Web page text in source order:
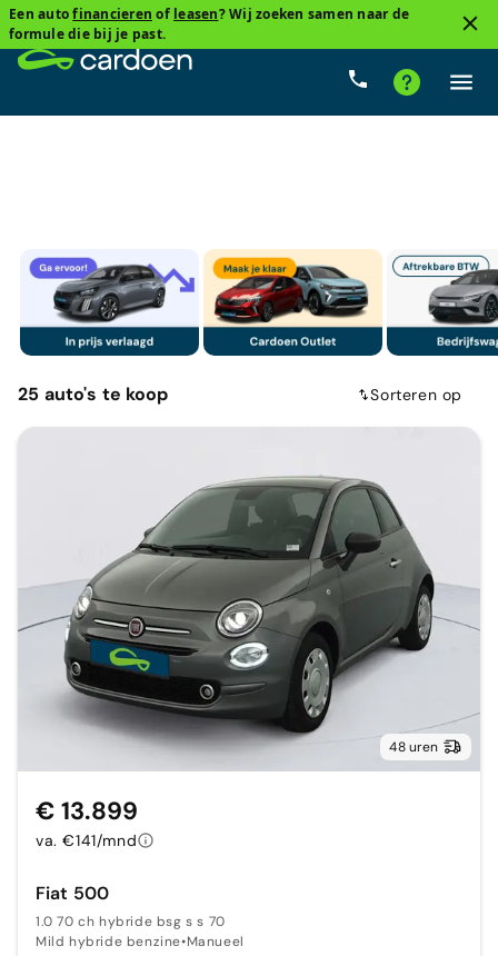
Een autofinancieren of leasen? Wij zoeken samen naar de
formule die bij je past.
Type versnelling Brandstof
25 auto's te koop Sorteren op
48 uren
Fiat 500
1.0 70 ch hybride bsg s s 70
Mild hybride benzine•Manueel
€ 13.899
va. €141/mnd